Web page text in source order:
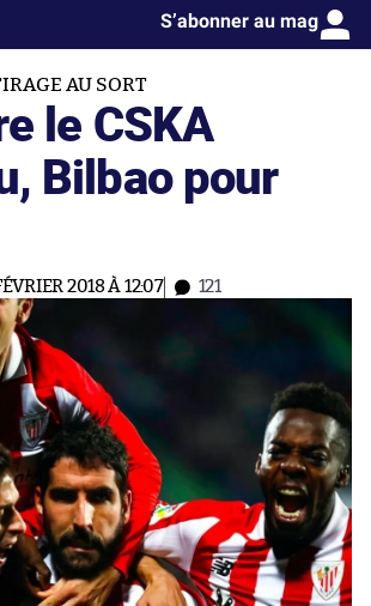
S’abonner au mag
AU SORT
le CSKA
Bilbao pour
2018 À 12:07 121